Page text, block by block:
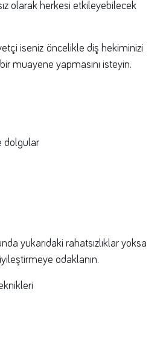
olarak herkesi etkileyebilecek
iseniz öncelikle diş hekiminizi
muayene yapmasını isteyin.
dolgular
yukarıdaki rahatsızlıklar yoksa
iyileştirmeye odaklanın.